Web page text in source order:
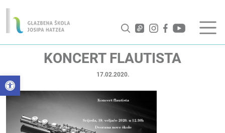
Open toolbar
KONCERT FLAUTISTA
17.02.2020.